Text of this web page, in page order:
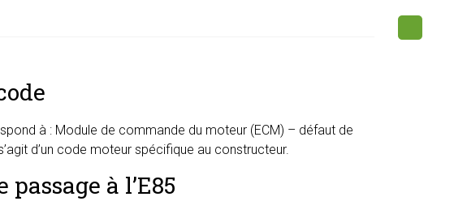
à : Module de commande du moteur (ECM) – défaut de
d’un code moteur spécifique au constructeur.
à l’E85